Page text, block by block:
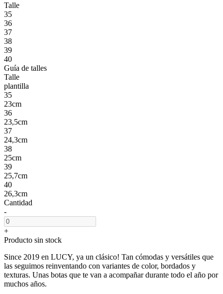
Talle
35
36
37
38
39
40
Guía de talles
Talle
plantilla
35
23cm
36
23,5cm
37
24,3cm
38
25cm
39
25,7cm
40
26,3cm
Cantidad
-
+
Producto sin stock
Since 2019 en LUCY, ya un clásico! Tan cómodas y versátiles que
las seguimos reinventando con variantes de color, bordados y
texturas. Unas botas que te van a acompañar durante todo el año por
muchos años.